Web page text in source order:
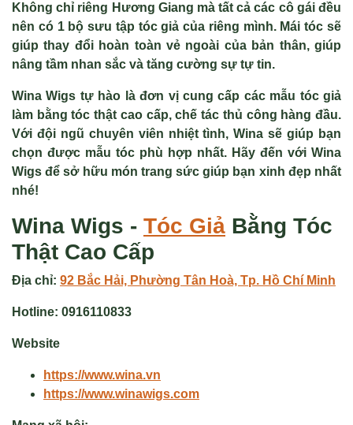
Không chỉ riêng Hương Giang mà tất cả các cô gái đều
nên có 1 bộ sưu tập tóc giả của riêng mình. Mái tóc sẽ
giúp thay đổi hoàn toàn vẻ ngoài của bản thân, giúp
nâng tầm nhan sắc và tăng cường sự tự tin.
Wina Wigs tự hào là đơn vị cung cấp các mẫu tóc giả
làm bằng tóc thật cao cấp, chế tác thủ công hàng đầu.
Với đội ngũ chuyên viên nhiệt tình, Wina sẽ giúp bạn
chọn được mẫu tóc phù hợp nhất. Hãy đến với Wina
Wigs để sở hữu món trang sức giúp bạn xinh đẹp nhất
nhé!
Wina Wigs - Tóc Giả Bằng Tóc
Thật Cao Cấp
Địa chỉ: 92 Bắc Hải, Phường Tân Hoà, Tp. Hồ Chí Minh
Hotline: 0916110833
Website
https://www.wina.vn
https://www.winawigs.com